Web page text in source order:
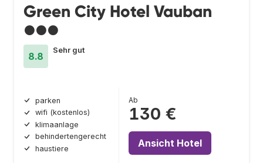
Green City Hotel Vauban
●●●
8.8
Sehr gut
parken
wifi (kostenlos)
klimaanlage
behindertengerecht
haustiere
Ab
130 €
Ansicht Hotel